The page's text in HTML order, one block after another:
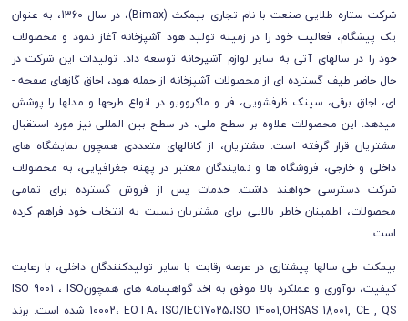
شرکت ستاره طلایی صنعت با نام تجاری بیمکث (Bimax)، در سال 1360، به عنوان
یک پیشگام، فعالیت خود را در زمینه تولید هود آشپزخانه آغاز نمود و محصولات
خود را در سال­های آتی به سایر لوازم آشپرخانه توسعه داد. تولیدات این شرکت در
حال حاضر طیف گسترده­ ای از محصولات آشپزخانه از جمله هود، اجاق گاز­های صفحه ­
ای، اجاق برقی، سینک ظرفشویی، فر و ماکروویو در انواع طرح­ها و مدل­ها را پوشش
می­دهد. این محصولات علاوه بر سطح ملی، در سطح بین­ المللی نیز مورد استقبال
مشتریان قرار گرفته است. مشتریان، از کانال­های متعددی همچون نمایشگاه ­های
داخلی و خارجی، فروشگاه ­ها و نمایندگان معتبر در پهنه جغرافیایی، به محصولات
شرکت دسترسی خواهند داشت. خدمات پس از فروش گسترده برای تمامی
محصولات، اطمینان خاطر بالایی برای مشتریان نسبت به انتخاب خود فراهم کرده
است.
بیمکث طی سال­ها پیشتازی در عرصه رقابت با سایر تولیدکنندگان داخلی، با رعایت
کیفیت، نوآوری و عملکرد بالا موفق به اخذ گواهینامه­ های همچونISO 9001 ، ISO
10002، EOTA، ISO/IEC17025،ISO 14001,OHSAS 18001, CE , QS شده است. برند